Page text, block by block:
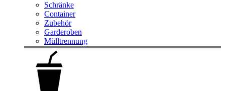
Schränke
Container
Zubehör
Garderoben
Mülltrennung